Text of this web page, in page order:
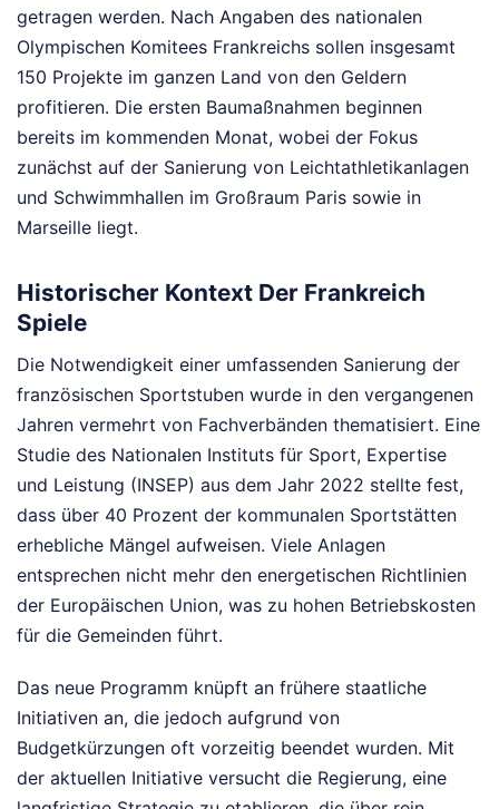
getragen werden. Nach Angaben des nationalen
Olympischen Komitees Frankreichs sollen insgesamt
150 Projekte im ganzen Land von den Geldern
profitieren. Die ersten Baumaßnahmen beginnen
bereits im kommenden Monat, wobei der Fokus
zunächst auf der Sanierung von Leichtathletikanlagen
und Schwimmhallen im Großraum Paris sowie in
Marseille liegt.
Historischer Kontext Der Frankreich
Spiele
Die Notwendigkeit einer umfassenden Sanierung der
französischen Sportstuben wurde in den vergangenen
Jahren vermehrt von Fachverbänden thematisiert. Eine
Studie des Nationalen Instituts für Sport, Expertise
und Leistung (INSEP) aus dem Jahr 2022 stellte fest,
dass über 40 Prozent der kommunalen Sportstätten
erhebliche Mängel aufweisen. Viele Anlagen
entsprechen nicht mehr den energetischen Richtlinien
der Europäischen Union, was zu hohen Betriebskosten
für die Gemeinden führt.
Das neue Programm knüpft an frühere staatliche
Initiativen an, die jedoch aufgrund von
Budgetkürzungen oft vorzeitig beendet wurden. Mit
der aktuellen Initiative versucht die Regierung, eine